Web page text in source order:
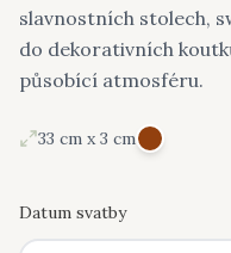
slavnostních stolech,
do dekorativních
působící atmosféru.
33 cm x 3 cm
Datum svatby